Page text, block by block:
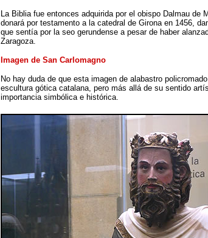
La Biblia fue entonces adquirida por el obispo Dalmau de
donará por testamento a la catedral de Girona en 1456,
que sentía por la seo gerundense a pesar de haber
Zaragoza.
Imagen de San Carlomagno
No hay duda de que esta imagen de alabastro
escultura gótica catalana, pero más allá de su sentido
importancia simbólica e histórica.